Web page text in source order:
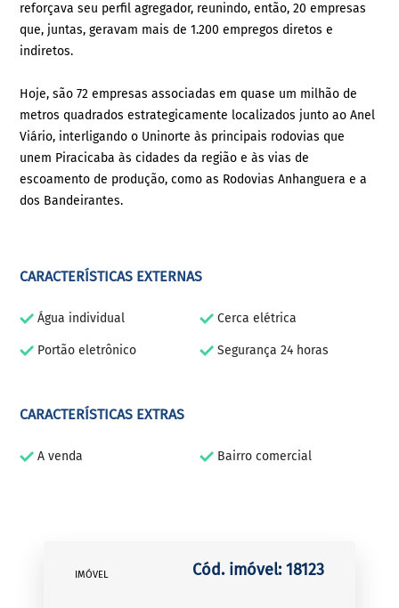
reforçava seu perfil agregador, reunindo, então, 20 empresas
que, juntas, geravam mais de 1.200 empregos diretos e
indiretos.
Hoje, são 72 empresas associadas em quase um milhão de
metros quadrados estrategicamente localizados junto ao Anel
Viário, interligando o Uninorte às principais rodovias que
unem Piracicaba às cidades da região e às vias de
escoamento de produção, como as Rodovias Anhanguera e a
dos Bandeirantes.
CARACTERÍSTICAS EXTERNAS
Água individual Cerca elétrica
Portão eletrônico Segurança 24 horas
CARACTERÍSTICAS EXTRAS
A venda Bairro comercial
IMÓVEL Cód. imóvel: 18123